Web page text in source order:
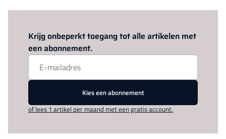
Krijg onbeperkt toegang tot alle artikelen met
een abonnement.
Kies een abonnement
of lees 1 artikel per maand met een gratis account.